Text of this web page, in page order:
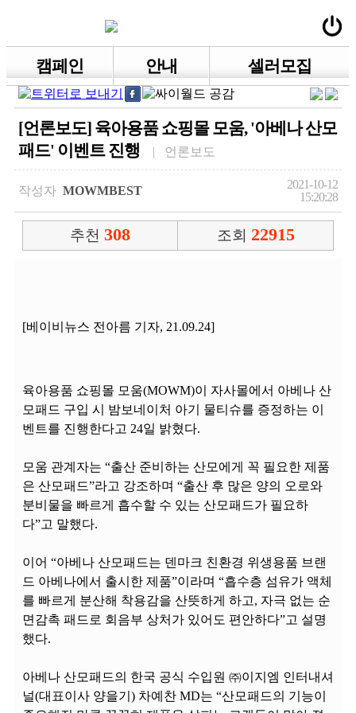
캠페인 안내 셀러모집
[언론보도] 육아용품 쇼핑몰 모움, '아베나 산모
패드' 이벤트 진행
| 언론보도
작성자 MOWMBEST
2021-10-12
15:20:28
추천 308 조회 22915
[베이비뉴스 전아름 기자, 21.09.24]
육아용품 쇼핑몰 모움(MOWM)이 자사몰에서 아베나 산
모패드 구입 시 밤보네이처 아기 물티슈를 증정하는 이
벤트를 진행한다고 24일 밝혔다.
모움 관계자는 “출산 준비하는 산모에게 꼭 필요한 제품
은 산모패드”라고 강조하며 “출산 후 많은 양의 오로와
분비물을 빠르게 흡수할 수 있는 산모패드가 필요하
다”고 말했다.
이어 “아베나 산모패드는 덴마크 친환경 위생용품 브랜
드 아베나에서 출시한 제품”이라며 “흡수층 섬유가 액체
를 빠르게 분산해 착용감을 산뜻하게 하고, 자극 없는 순
면감촉 패드로 회음부 상처가 있어도 편안하다”고 설명
했다.
아베나 산모패드의 한국 공식 수입원 ㈜이지엠 인터내셔
널(대표이사 양을기) 차예찬 MD는 “산모패드의 기능이